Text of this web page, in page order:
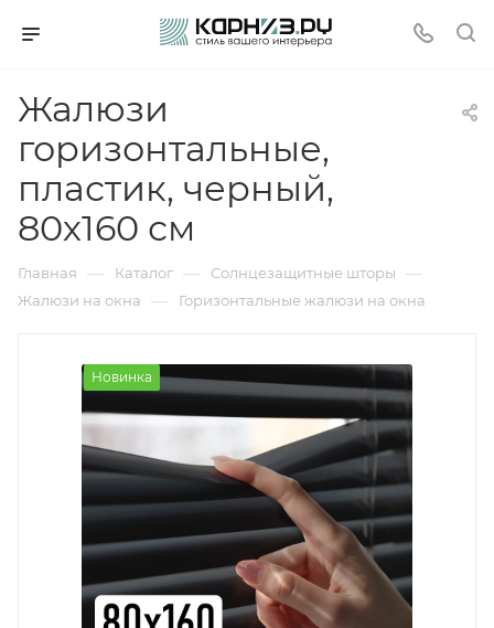
Жалюзи
горизонтальные,
пластик, черный,
80х160 см
Главная — Каталог — Солнцезащитные шторы —
Жалюзи на окна — Горизонтальные жалюзи на окна
Новинка